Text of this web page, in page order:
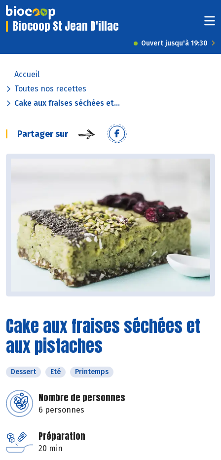
Biocoop St Jean D'illac
Ouvert jusqu'à 19:30
Accueil
Toutes nos recettes
Cake aux fraises séchées et...
Partager sur
Cake aux fraises séchées et
aux pistaches
Dessert Eté Printemps
Nombre de personnes
6 personnes
Préparation
20 min